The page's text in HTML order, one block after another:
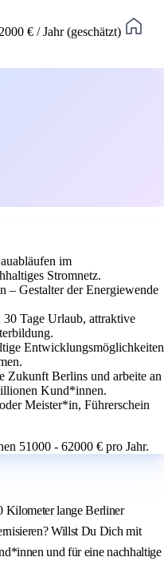
€ / Jahr (geschätzt)
im
Stromnetz.
– Gestalter der Energiewende
Tage Urlaub, attraktive
Entwicklungsmöglichkeiten
Zukunft Berlins und arbeite an
Kund*innen.
Meister*in, Führerschein
51000 - 62000 € pro Jahr.
Kilometer lange Berliner
Willst Du Dich mit
und für eine nachhaltige